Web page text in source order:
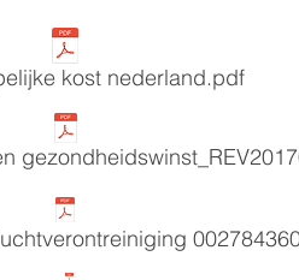
kost nederland.pdf